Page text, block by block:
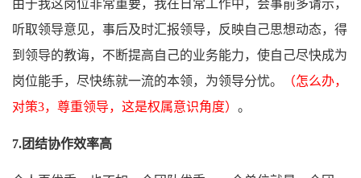
由于我这岗位非常重要，我在日常工作中，会事前多请示，
听取领导意见，事后及时汇报领导，反映自己思想动态，得
到领导的教诲，不断提高自己的业务能力，使自己尽快成为
岗位能手，尽快练就一流的本领，为领导分忧。
（怎么办，
对策3，尊重领导，这是权属意识角度） 。
7.团结协作效率高